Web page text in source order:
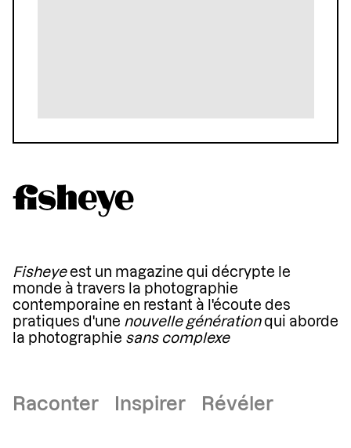
Fisheyeest un magazine qui décrypte le
monde à travers la photographie
contemporaine en restant à l'écoute des
pratiques d'une nouvelle générationqui aborde
la photographie sans complexe
Raconter Inspirer Révéler